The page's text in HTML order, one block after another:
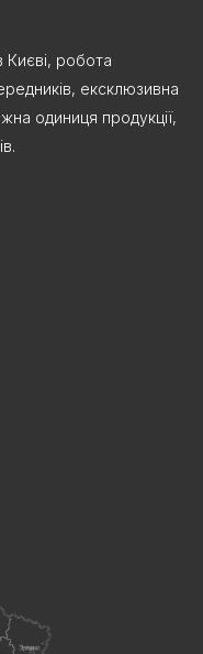
Києві, робота
ексклюзивна
одиниця продукції,